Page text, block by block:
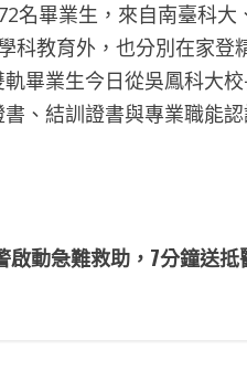
名畢業生，來自南臺科
科教育外，也分別在家
畢業生今日從吳鳳科大
、結訓證書與專業職能
啟動急難救助，7分鐘送抵